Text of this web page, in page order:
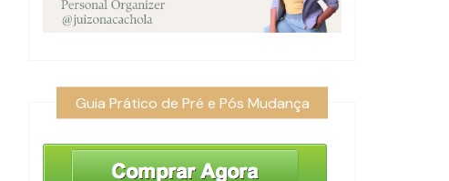
Guia Prático de Pré e Pós Mudança